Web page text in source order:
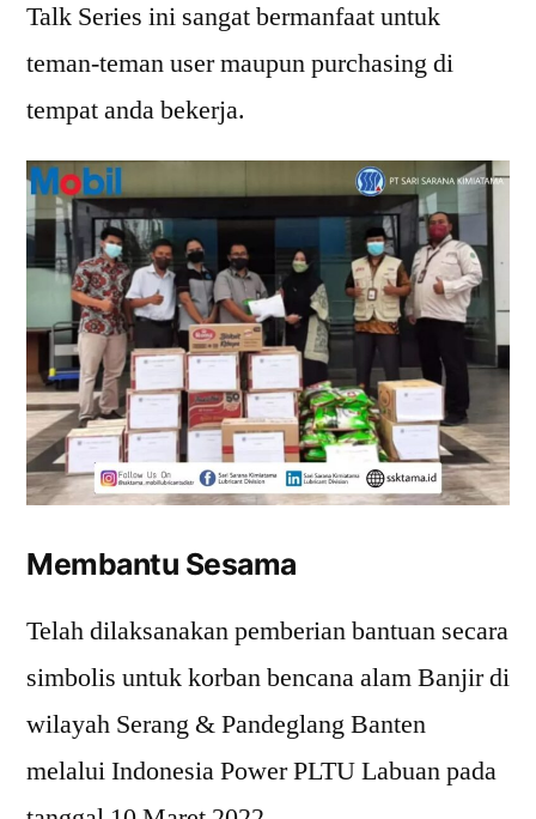
Talk Series ini sangat bermanfaat untuk
teman-teman user maupun purchasing di
tempat anda bekerja.
Membantu Sesama
Telah dilaksanakan pemberian bantuan secara
simbolis untuk korban bencana alam Banjir di
wilayah Serang & Pandeglang Banten
melalui Indonesia Power PLTU Labuan pada